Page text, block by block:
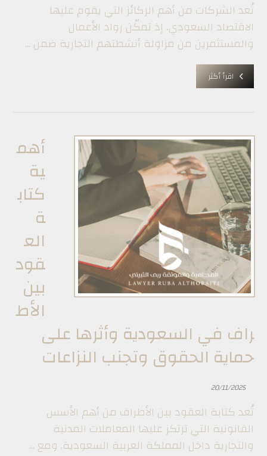
تُعد الشركات من أهم الركائز التي يقوم عليها
الاقتصاد السعودي، إذ تمكّن رواد الأعمال
والمستثمرين من مزاولة أنشطتهم التجارية ضمن ...
اقرأ أكثر
أهم
ية
كتاب
ة
الع
قود
بين
الأط
راف في السعودية وأثرها على
حماية الحقوق وتجنب النزاعات
20/11/2025
تُعد كتابة العقود بين الأطراف من أهم الأسس
القانونية التي ترتكز عليها المعاملات المدنية
والتجارية داخل المملكة العربية السعودية. ومع ...